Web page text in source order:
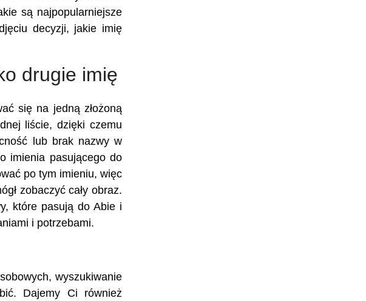
są najpopularniejsze
decyzji, jakie imię
drugie imię
się na jedną złożoną
liście, dzięki czemu
lub brak nazwy w
imienia pasującego do
po tym imieniu, więc
zobaczyć cały obraz.
które pasują do Abie i
i potrzebami.
wyszukiwanie
Dajemy Ci również